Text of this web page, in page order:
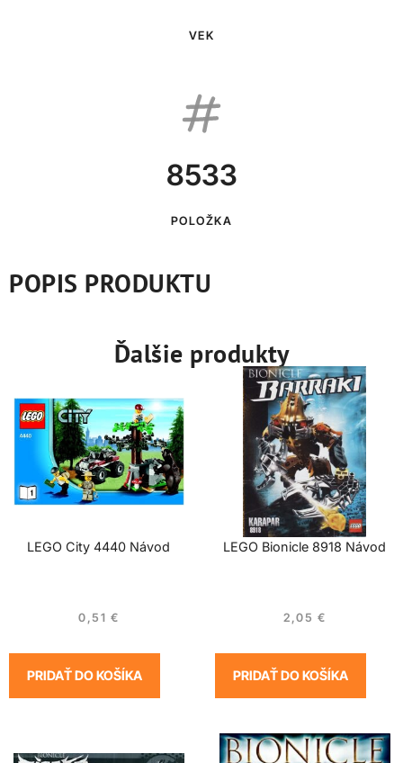
VEK
8533
POLOŽKA
POPIS PRODUKTU
Ďalšie produkty
LEGO City 4440 Návod
0,51 €
PRIDAŤ DO KOŠÍKA
LEGO Bionicle 8918 Návod
2,05 €
PRIDAŤ DO KOŠÍKA